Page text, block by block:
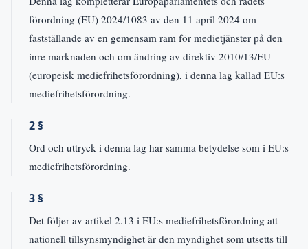
förordning (EU) 2024/1083 av den 11 april 2024 om
fastställande av en gemensam ram för medietjänster på den
inre marknaden och om ändring av direktiv 2010/13/EU
(europeisk mediefrihetsförordning), i denna lag kallad EU:s
mediefrihetsförordning.
2 §
Ord och uttryck i denna lag har samma betydelse som i EU:s
mediefrihetsförordning.
3 §
Det följer av artikel 2.13 i EU:s mediefrihetsförordning att
nationell tillsynsmyndighet är den myndighet som utsetts till